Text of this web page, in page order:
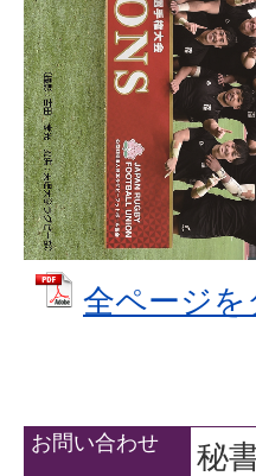
全ページ
お問い合わせ
秘